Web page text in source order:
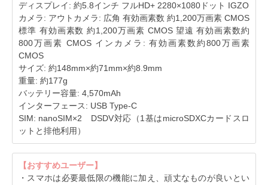
ディスプレイ: 約5.8インチ フルHD+ 2280×1080ドット IGZO
カメラ: アウトカメラ: 広角 有効画素数 約1,200万画素 CMOS
標準 有効画素数 約1,200万画素 CMOS 望遠 有効画素数約
800万画素 CMOS インカメラ: 有効画素数約800万画素
CMOS
サイズ: 約148mm×約71mm×約8.9mm
重量: 約177g
バッテリー容量: 4,570mAh
インターフェース: USB Type-C
SIM: nanoSIM×2 DSDV対応（1基はmicroSDXCカードスロ
ットと排他利用）
【おすすめユーザー】
・スマホは必要最低限の機能に加え、頑丈なものが良いとい